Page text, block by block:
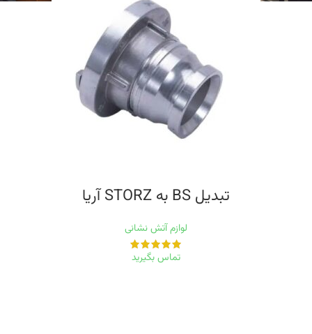
تبدیل BS به STORZ آریا
لوازم آتش نشانی
تماس بگیرید